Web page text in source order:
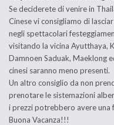
Se deciderete di venire in
Cinese vi consigliamo di
negli spettacolari
visitando la vicina Ayutthaya,
Damnoen Saduak, Maeklong
cinesi saranno meno presenti.
Un altro consiglio da non
prenotare le sistemazioni
i prezzi potrebbero avere una
Buona Vacanza!!!